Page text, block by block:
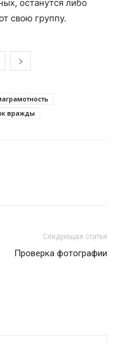
останутся либо
свою группу.
вражды
Следующая статья
Проверка фотографии